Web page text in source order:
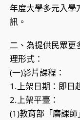
年度大學多元入學
訊。
二、為提供民眾更
理形式：
(一)影片課程：
1.上架日期：即日
2.上架平臺：
(1)教育部「磨課師